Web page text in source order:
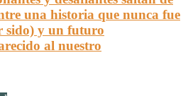
una historia que nunca fue
sido) y un futuro
al nuestro